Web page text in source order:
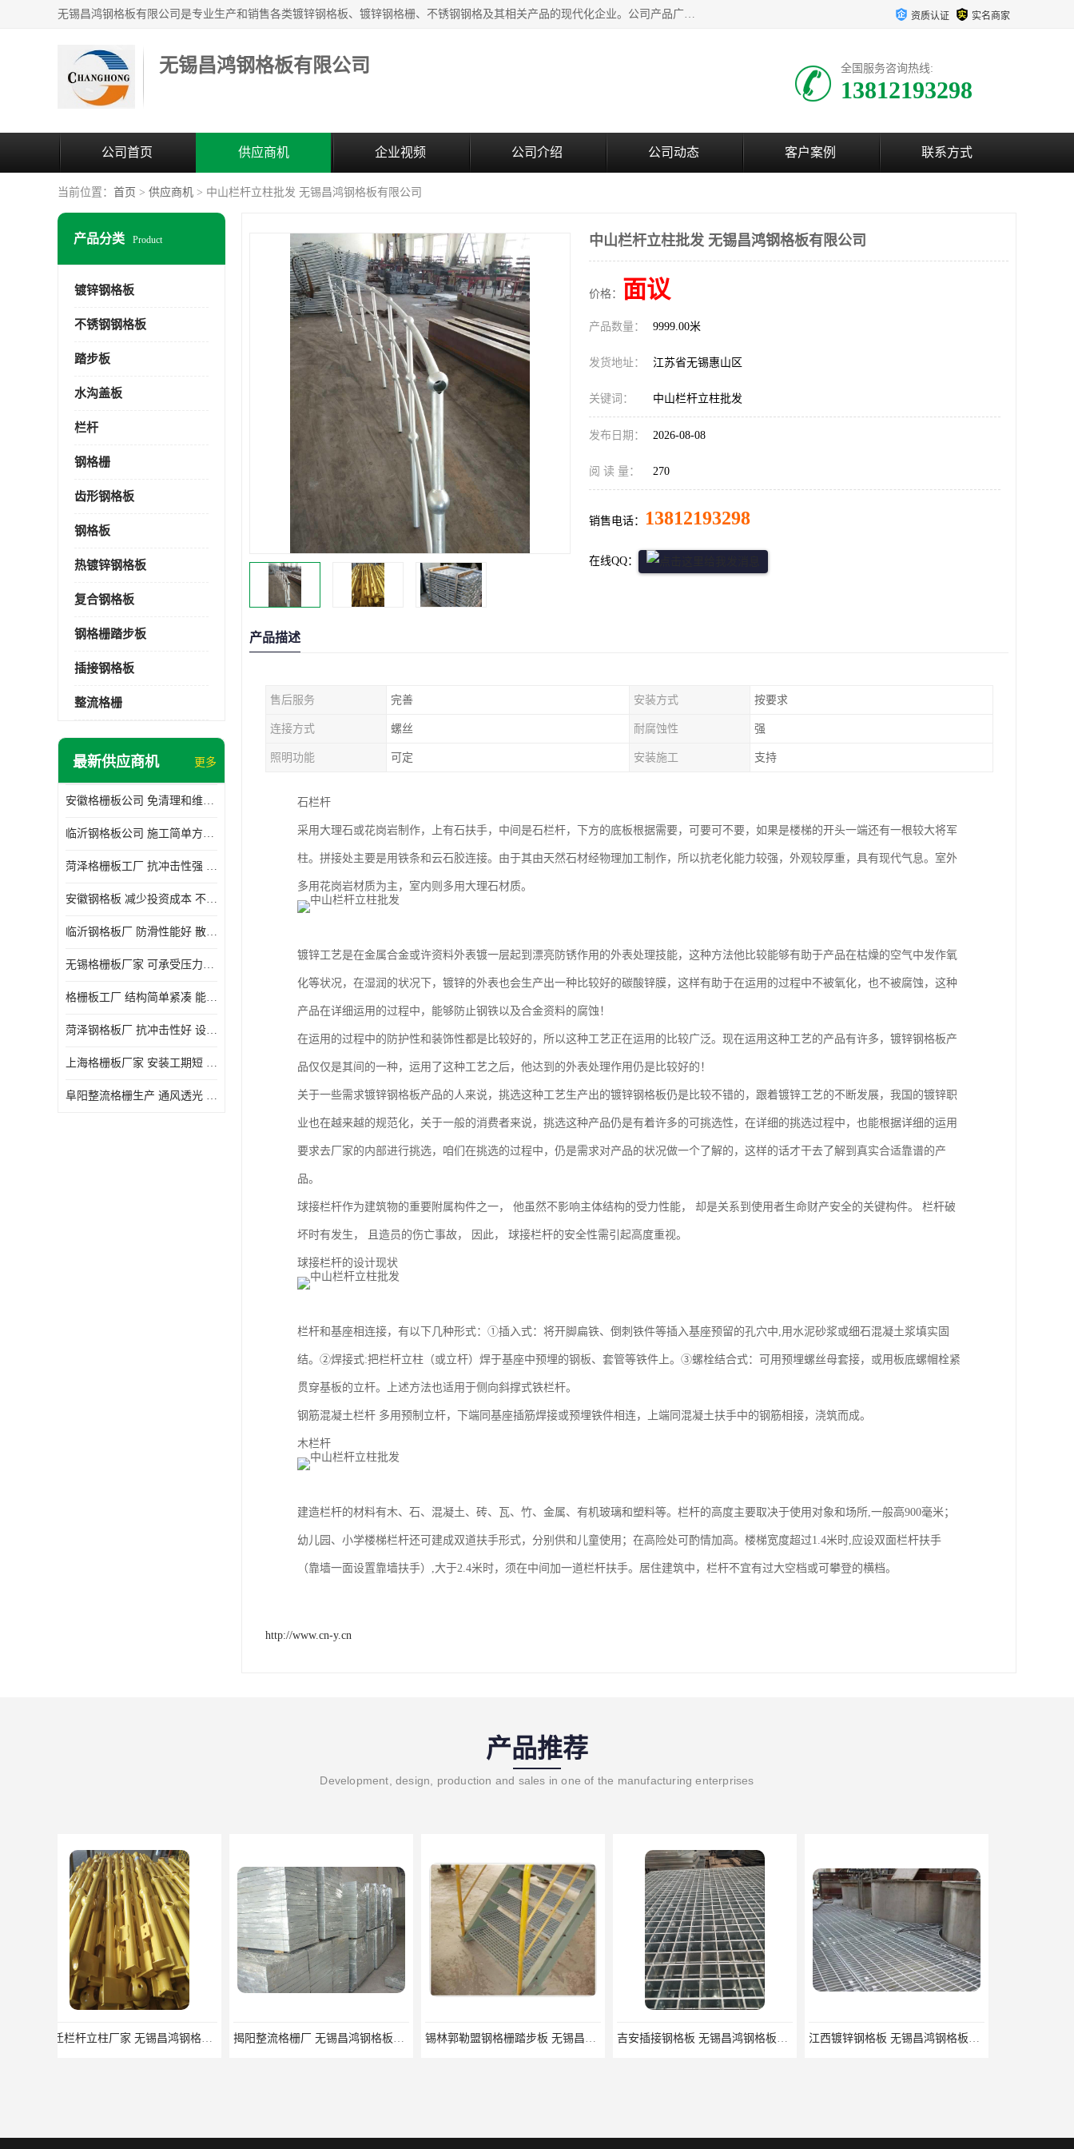
无锡昌鸿钢格板有限公司是专业生产和销售各类镀锌钢格板、镀锌钢格栅、不锈钢钢格及其相关产品的现代化企业。公司产品广泛运用于石油、化工、港口、电力、运输、造纸、医药、钢铁、食品、市政、房地产、制造业等各个领域。 资质认证 实名商家
无锡昌鸿钢格板有限公司 全国服务咨询热线:
13812193298
公司首页 供应商机 企业视频 公司介绍 公司动态 客户案例 联系方式
当前位置： 首页 > 供应商机 > 中山栏杆立柱批发 无锡昌鸿钢格板有限公司
产品分类 Product
镀锌钢格板
不锈钢钢格板
踏步板
水沟盖板
栏杆
钢格栅
齿形钢格板
钢格板
热镀锌钢格板
复合钢格板
钢格栅踏步板
插接钢格板
整流格栅
最新供应商机 更多
安徽格栅板公司 免清理和维护 安装需要人工少
临沂钢格板公司 施工简单方便 通风好 减少风阻
菏泽格栅板工厂 抗冲击性强 安装需要人工少
安徽钢格板 减少投资成本 不用清洗和维护
临沂钢格板厂 防滑性能好 散热防爆效果好
无锡格栅板厂家 可承受压力强 安装需要人工少
格栅板工厂 结构简单紧凑 能减少风力破坏
菏泽钢格板厂 抗冲击性好 设计规范 通风透光
上海格栅板厂家 安装工期短 通风好 减少风阻
阜阳整流格栅生产 通风透光 免清理和维护
中山栏杆立柱批发 无锡昌鸿钢格板有限公司
价格： 面议
产品数量： 9999.00米
发货地址： 江苏省无锡惠山区
关键词： 中山栏杆立柱批发
发布日期： 2026-08-08
阅 读 量： 270
销售电话： 13812193298
在线QQ：
产品描述
售后服务 完善 安装方式 按要求
连接方式 螺丝 耐腐蚀性 强
照明功能 可定 安装施工 支持
石栏杆
采用大理石或花岗岩制作，上有石扶手，中间是石栏杆，下方的底板根据需要，可要可不要，如果是楼梯的开头一端还有一根较大将军
柱。拼接处主要是用铁条和云石胶连接。由于其由天然石材经物理加工制作，所以抗老化能力较强，外观较厚重，具有现代气息。室外
多用花岗岩材质为主，室内则多用大理石材质。
镀锌工艺是在金属合金或许资料外表镀一层起到漂亮防锈作用的外表处理技能，这种方法他比较能够有助于产品在枯燥的空气中发作氧
化等状况，在湿润的状况下，镀锌的外表也会生产出一种比较好的碳酸锌膜，这样有助于在运用的过程中不被氧化，也不被腐蚀，这种
产品在详细运用的过程中，能够防止钢铁以及合金资料的腐蚀！
在运用的过程中的防护性和装饰性都是比较好的，所以这种工艺正在运用的比较广泛。现在运用这种工艺的产品有许多，镀锌钢格板产
品仅仅是其间的一种，运用了这种工艺之后，他达到的外表处理作用仍是比较好的！
关于一些需求镀锌钢格板产品的人来说，挑选这种工艺生产出的镀锌钢格板仍是比较不错的，跟着镀锌工艺的不断发展，我国的镀锌职
业也在越来越的规范化，关于一般的消费者来说，挑选这种产品仍是有着许多的可挑选性，在详细的挑选过程中，也能根据详细的运用
要求去厂家的内部进行挑选，咱们在挑选的过程中，仍是需求对产品的状况做一个了解的，这样的话才干去了解到真实合适靠谱的产
品。
球接栏杆作为建筑物的重要附属构件之一， 他虽然不影响主体结构的受力性能， 却是关系到使用者生命财产安全的关键构件。 栏杆破
坏时有发生， 且造员的伤亡事故， 因此， 球接栏杆的安全性需引起高度重视。
球接栏杆的设计现状
栏杆和基座相连接，有以下几种形式：①插入式：将开脚扁铁、倒刺铁件等插入基座预留的孔穴中,用水泥砂浆或细石混凝土浆填实固
结。②焊接式:把栏杆立柱（或立杆）焊于基座中预埋的钢板、套管等铁件上。③螺栓结合式：可用预埋螺丝母套接，或用板底螺帽栓紧
贯穿基板的立杆。上述方法也适用于侧向斜撑式铁栏杆。
钢筋混凝土栏杆 多用预制立杆，下端同基座插筋焊接或预埋铁件相连，上端同混凝土扶手中的钢筋相接，浇筑而成。
木栏杆
建造栏杆的材料有木、石、混凝土、砖、瓦、竹、金属、有机玻璃和塑料等。栏杆的高度主要取决于使用对象和场所,一般高900毫米；
幼儿园、小学楼梯栏杆还可建成双道扶手形式，分别供和儿童使用；在高险处可酌情加高。楼梯宽度超过1.4米时,应设双面栏杆扶手
（靠墙一面设置靠墙扶手）,大于2.4米时，须在中间加一道栏杆扶手。居住建筑中，栏杆不宜有过大空档或可攀登的横档。
http://www.cn-y.cn
产品推荐
Development, design, production and sales in one of the manufacturing enterprises